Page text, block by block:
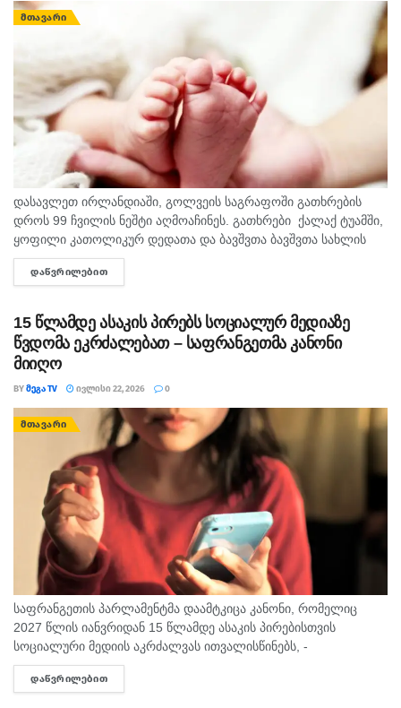
ᲛᲗᲐᲕᲐᲠᲘ
დასავლეთ ირლანდიაში, გოლვეის საგრაფოში გათხრების
დროს 99 ჩვილის ნეშტი აღმოაჩინეს. გათხრები ქალაქ ტუამში,
ყოფილი კათოლიკურ დედათა და ბავშვთა ბავშვთა სახლის
ადგილას მიმდინარეობს. გათხრების დეპარტამენტმა შედეგები
გამოაცხადა. სპეციალისტებმა დამცავი კარვების ქვეშ...
ᲓᲐᲬᲕᲠᲘᲚᲔᲑᲘᲗ
15 წლამდე ასაკის პირებს სოციალურ მედიაზე
წვდომა ეკრძალებათ – საფრანგეთმა კანონი
მიიღო
BYᲛᲔᲒᲐ TV ᲘᲕᲚᲘᲡᲘ 22, 2026 0
ᲛᲗᲐᲕᲐᲠᲘ
საფრანგეთის პარლამენტმა დაამტკიცა კანონი, რომელიც
2027 წლის იანვრიდან 15 წლამდე ასაკის პირებისთვის
სოციალური მედიის აკრძალვას ითვალისწინებს, -
ინფორმაციას BBC-ი ავრცელებს. კანონის თანახმად,
საფრანგეთში ყველამ უნდა დაადასტუროს საკუთარი ასაკი
ᲓᲐᲬᲕᲠᲘᲚᲔᲑᲘᲗ